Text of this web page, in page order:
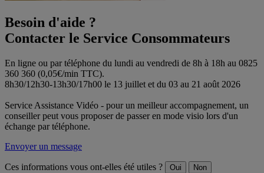
Besoin d'aide ?
Contacter le Service Consommateurs
En ligne ou par téléphone du lundi au vendredi de 8h à 18h au 0825
360 360 (0,05€/min TTC).
8h30/12h30-13h30/17h00 le 13 juillet et du 03 au 21 août 2026
Service Assistance Vidéo - pour un meilleur accompagnement, un
conseiller peut vous proposer de passer en mode visio lors d'un
échange par téléphone.
Envoyer un message
Ces informations vous ont-elles été utiles ? Oui Non